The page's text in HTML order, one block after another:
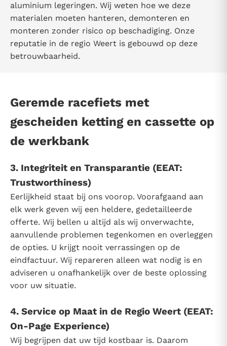
aluminium legeringen. Wij weten hoe we deze
materialen moeten hanteren, demonteren en
monteren zonder risico op beschadiging. Onze
reputatie in de regio Weert is gebouwd op deze
betrouwbaarheid.
Geremde racefiets met
gescheiden ketting en cassette op
de werkbank
3. Integriteit en Transparantie (EEAT:
Trustworthiness)
Eerlijkheid staat bij ons voorop. Voorafgaand aan
elk werk geven wij een heldere, gedetailleerde
offerte. Wij bellen u altijd als wij onverwachte,
aanvullende problemen tegenkomen en overleggen
de opties. U krijgt nooit verrassingen op de
eindfactuur. Wij repareren alleen wat nodig is en
adviseren u onafhankelijk over de beste oplossing
voor uw situatie.
4. Service op Maat in de Regio Weert (EEAT:
On-Page Experience)
Wij begrijpen dat uw tijd kostbaar is. Daarom